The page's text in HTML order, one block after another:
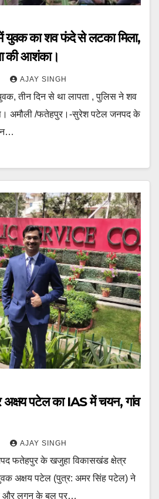
में युवक का शव फंदे से लटका मिला,
की आशंका।
AJAY SINGH
तीन दिन से था लापता , पुलिस ने शव
अमौली /फतेहपुर।-सुरेश पटेल जनपद के
अक्षय पटेल का IAS में चयन, गांव
AJAY SINGH
फतेहपुर के खजुहा विकासखंड क्षेत्र
अक्षय पटेल (पुत्र: अमर सिंह पटेल) ने
और लगन के बल पर…